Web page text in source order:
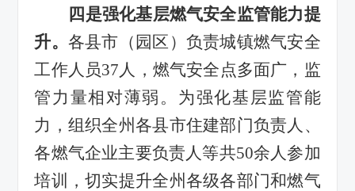
四 是强化基层燃气安全监管能力提
升。 各县市（园区）负责城镇燃气安全
工作人员37人，燃气安全点多面广，监
管力量相对薄弱。为强化基层监管能
力， 组织全州各县市住建部门负责人、
各燃气企业主要负责人等共50余人参加
培训，切实提升全州各级各部门和燃气